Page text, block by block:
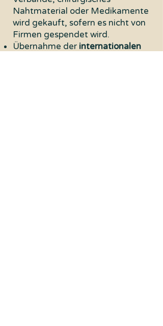
Nahtmaterial oder Medikamente
wird gekauft, sofern es nicht von
Firmen gespendet wird.
Übernahme der internationalen